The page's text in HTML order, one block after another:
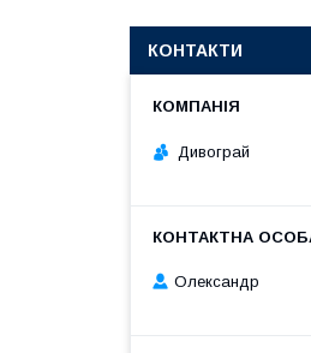
КОНТАКТИ
Дивограй
Олександр